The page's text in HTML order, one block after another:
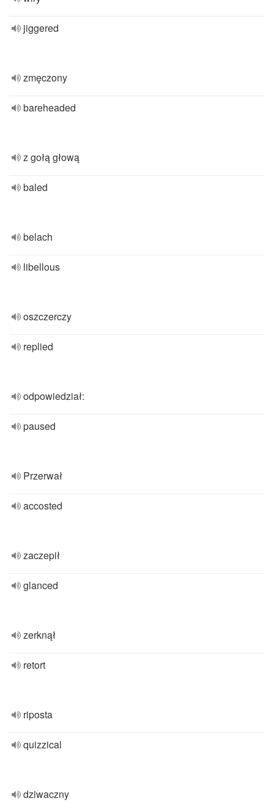
jiggered
zmęczony
bareheaded
z gołą głową
baled
belach
libellous
oszczerczy
replied
odpowiedział:
paused
Przerwał
accosted
zaczepił
glanced
zerknął
retort
riposta
quizzical
dziwaczny